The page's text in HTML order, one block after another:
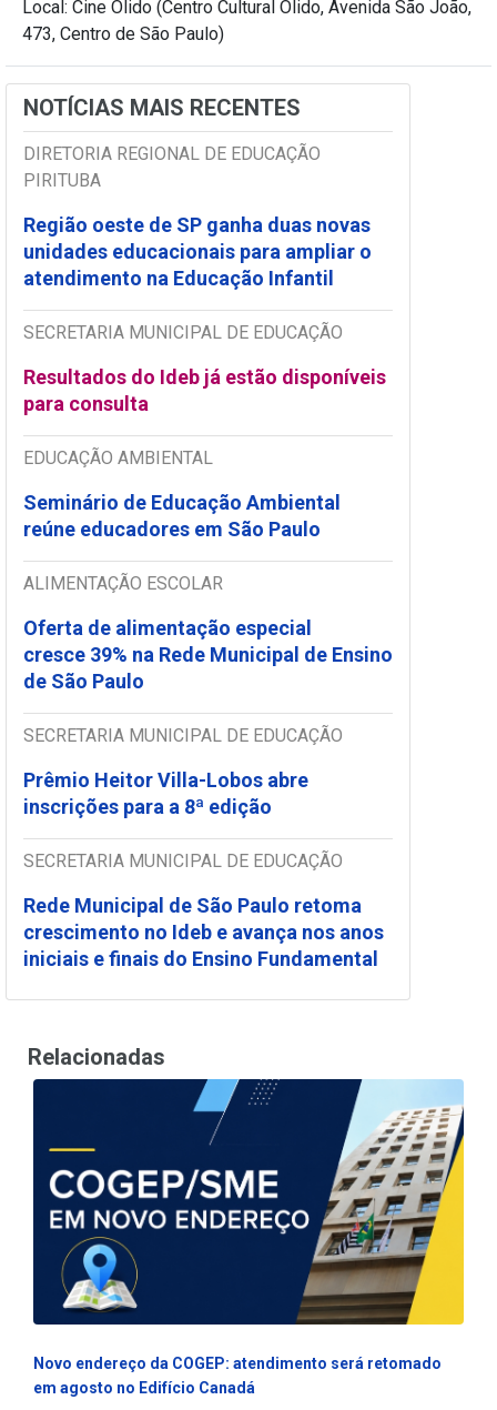
Local: Cine Olido (Centro Cultural Olido, Avenida São João,
473, Centro de São Paulo)
NOTÍCIAS MAIS RECENTES
DIRETORIA REGIONAL DE EDUCAÇÃO
PIRITUBA
Região oeste de SP ganha duas novas
unidades educacionais para ampliar o
atendimento na Educação Infantil
SECRETARIA MUNICIPAL DE EDUCAÇÃO
Resultados do Ideb já estão disponíveis
para consulta
EDUCAÇÃO AMBIENTAL
Seminário de Educação Ambiental
reúne educadores em São Paulo
ALIMENTAÇÃO ESCOLAR
Oferta de alimentação especial
cresce 39% na Rede Municipal de Ensino
de São Paulo
SECRETARIA MUNICIPAL DE EDUCAÇÃO
Prêmio Heitor Villa-Lobos abre
inscrições para a 8ª edição
SECRETARIA MUNICIPAL DE EDUCAÇÃO
Rede Municipal de São Paulo retoma
crescimento no Ideb e avança nos anos
iniciais e finais do Ensino Fundamental
Relacionadas
Novo endereço da COGEP: atendimento será retomado
em agosto no Edifício Canadá